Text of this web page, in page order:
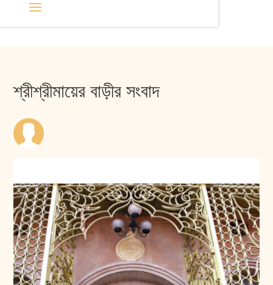
শ্রীশ্রীমায়ের বাড়ীর সংবাদ